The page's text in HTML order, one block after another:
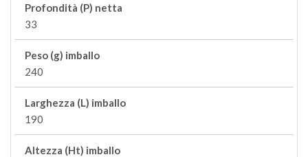
Profondità (P) netta
33
Peso (g) imballo
240
Larghezza (L) imballo
190
Altezza (Ht) imballo